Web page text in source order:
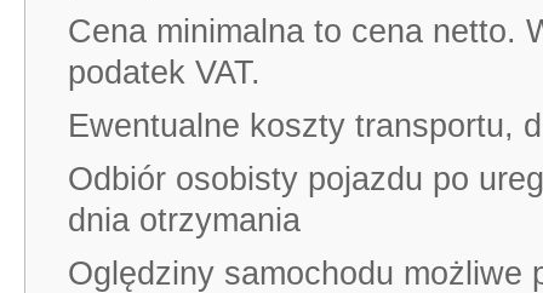
Cena minimalna to cena netto.
podatek VAT.
Ewentualne koszty transportu,
Odbiór osobisty pojazdu po
dnia otrzymania
Oględziny samochodu możliwe